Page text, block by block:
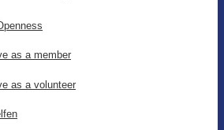
as a member
as a volunteer